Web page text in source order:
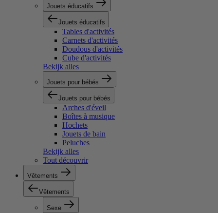
Jouets éducatifs
Jouets éducatifs
Tables d'activités
Carnets d'activités
Doudous d'activités
Cube d'activités
Bekijk alles
Jouets pour bébés
Jouets pour bébés
Arches d'éveil
Boîtes à musique
Hochets
Jouets de bain
Peluches
Bekijk alles
Tout découvrir
Vêtements
Vêtements
Sexe